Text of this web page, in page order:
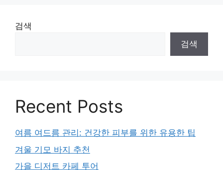
검색
검색
Recent Posts
여름 여드름 관리: 건강한 피부를 위한 유용한 팁
겨울 기모 바지 추천
가을 디저트 카페 투어